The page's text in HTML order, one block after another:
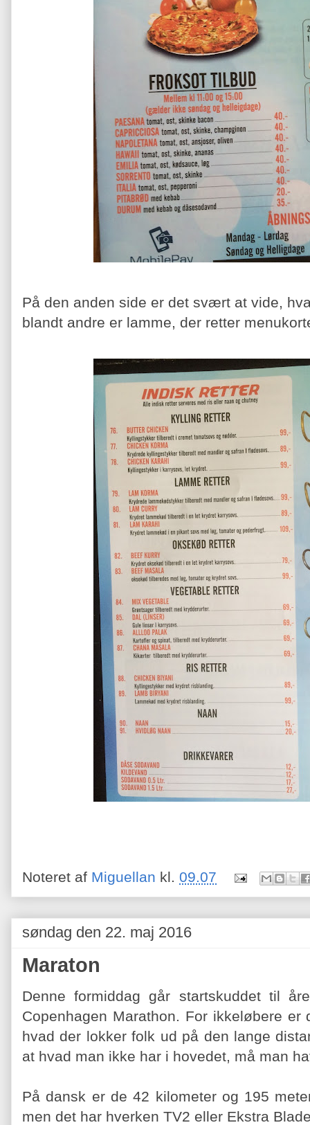
På den anden side er det svært at vide,
blandt andre er lamme, der retter
Noteret af Miguellan kl. 09.07
søndag den 22. maj 2016
Maraton
Denne formiddag går startskuddet til
Copenhagen Marathon. For ikkeløbere
hvad der lokker folk ud på den lange
at hvad man ikke har i hovedet, må man
På dansk er de 42 kilometer og 195
men det har hverken TV2 eller Ekstra